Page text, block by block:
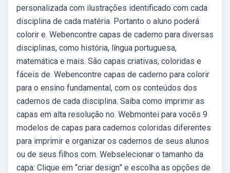
personalizada com ilustrações identificado com cada
disciplina de cada matéria. Portanto o aluno poderá
colorir e. Webencontre capas de caderno para diversas
disciplinas, como história, língua portuguesa,
matemática e mais. São capas criativas, coloridas e
fáceis de. Webencontre capas de caderno para colorir
para o ensino fundamental, com os conteúdos dos
cadernos de cada disciplina. Saiba como imprimir as
capas em alta resolução no. Webmontei para vocês 9
modelos de capas para cadernos coloridas diferentes
para imprimir e organizar os cadernos de seus alunos
ou de seus filhos com. Webselecionar o tamanho da
capa: Clique em “criar design” e escolha as opções de